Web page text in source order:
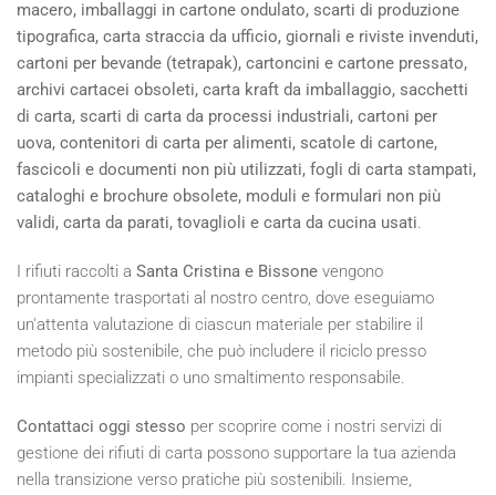
macero, imballaggi in cartone ondulato, scarti di produzione
tipografica, carta straccia da ufficio, giornali e riviste invenduti,
cartoni per bevande (tetrapak), cartoncini e cartone pressato,
archivi cartacei obsoleti, carta kraft da imballaggio, sacchetti
di carta, scarti di carta da processi industriali, cartoni per
uova, contenitori di carta per alimenti, scatole di cartone,
fascicoli e documenti non più utilizzati, fogli di carta stampati,
cataloghi e brochure obsolete, moduli e formulari non più
validi, carta da parati, tovaglioli e carta da cucina usati.
I rifiuti raccolti a Santa Cristina e Bissone vengono
prontamente trasportati al nostro centro, dove eseguiamo
un'attenta valutazione di ciascun materiale per stabilire il
metodo più sostenibile, che può includere il riciclo presso
impianti specializzati o uno smaltimento responsabile.
Contattaci oggi stesso per scoprire come i nostri servizi di
gestione dei rifiuti di carta possono supportare la tua azienda
nella transizione verso pratiche più sostenibili. Insieme,